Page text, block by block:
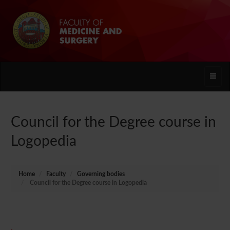
Toggle
Council for the Degree course in
Logopedia
Home Faculty
Governing bodies
Council for the Degree course in Logopedia